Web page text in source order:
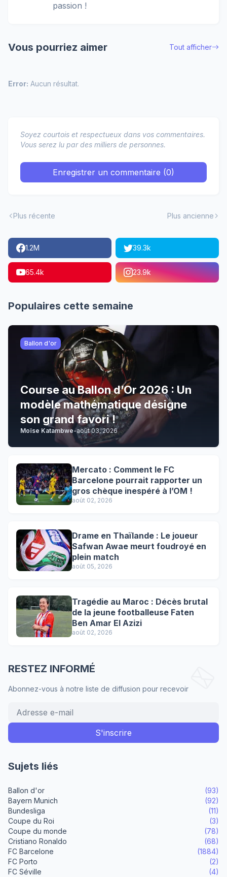
passion !
Vous pourriez aimer Tout afficher
Error: Aucun résultat.
Soyez courtois et respectueux dans vos commentaires.
Vous serez lu par des milliers de personnes.
Enregistrer un commentaire (0)
Plus récente Plus ancienne
1.2M 39.3k
65.4k 23.9k
Populaires cette semaine
Ballon d'or
Course au Ballon d’Or 2026 : Un
modèle mathématique désigne
son grand favori !
Moïse Katambwe-août 03, 2026
Mercato : Comment le FC
Barcelone pourrait rapporter un
gros chèque inespéré à l’OM !
août 02, 2026
Drame en Thaïlande : Le joueur
Safwan Awae meurt foudroyé en
plein match
août 05, 2026
Tragédie au Maroc : Décès brutal
de la jeune footballeuse Faten
Ben Amar El Azizi
août 02, 2026
RESTEZ INFORMÉ
Abonnez-vous à notre liste de diffusion pour recevoir
Sujets liés
Ballon d'or
(93)
Bayern Munich
(92)
Bundesliga
(11)
Coupe du Roi
(3)
Coupe du monde
(78)
Cristiano Ronaldo
(68)
FC Barcelone
(1884)
FC Porto
(2)
FC Séville
(4)